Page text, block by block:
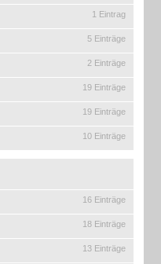
1 Eintrag
5 Einträge
2 Einträge
19 Einträge
19 Einträge
10 Einträge
16 Einträge
18 Einträge
13 Einträge